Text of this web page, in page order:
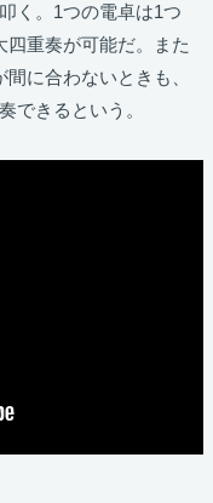
く。1つの電卓は1つ
重奏が可能だ。また
に合わないときも、
できるという。